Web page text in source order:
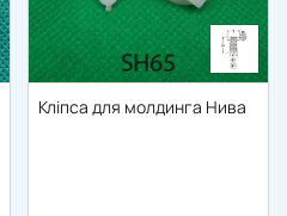
Кліпса для молдинга Нива